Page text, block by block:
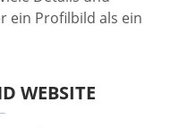
ein Profilbild als ein
WEBSITE